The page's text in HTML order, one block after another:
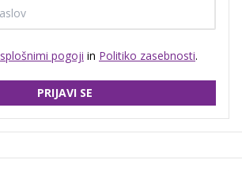
splošnimi pogoji in Politiko zasebnosti.
PRIJAVI SE